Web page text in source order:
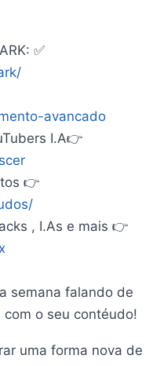
✅
avancado
I.A👉
👉
, I.As e mais 👉
semana falando de
o seu contéudo!
uma forma nova de